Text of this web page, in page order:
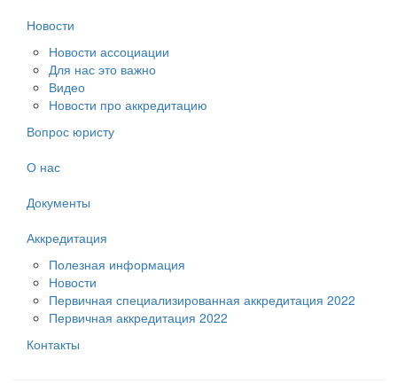
Новости
Новости ассоциации
Для нас это важно
Видео
Новости про аккредитацию
Вопрос юристу
О нас
Документы
Аккредитация
Полезная информация
Новости
Первичная специализированная аккредитация 2022
Первичная аккредитация 2022
Контакты